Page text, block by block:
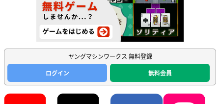
ヤングマシンワークス 無料登録
ログイン
無料会員